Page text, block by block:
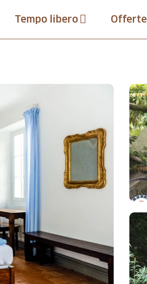
Tempo libero Offerte